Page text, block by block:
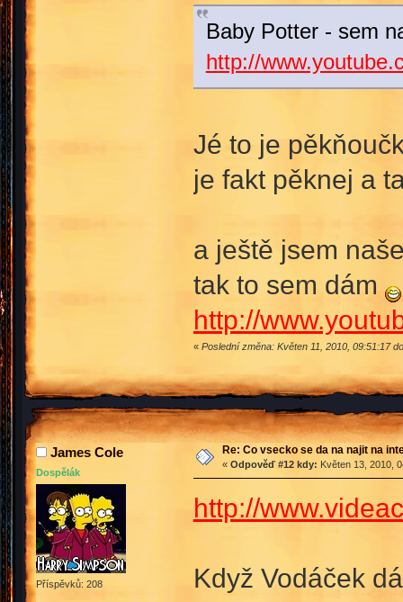
Baby Potter - sem
http://
Jé to je
je fakt pěknej a
a ještě jsem
tak to sem dám
http://
« Poslední změna: Květen 11, 2010, 09:51:17
James Cole
Dospělák
Příspěvků: 208
Re: Co vsecko se da na najit na
« Odpověď #12 kdy: Květen 13, 2010,
http://
Když Vodáček